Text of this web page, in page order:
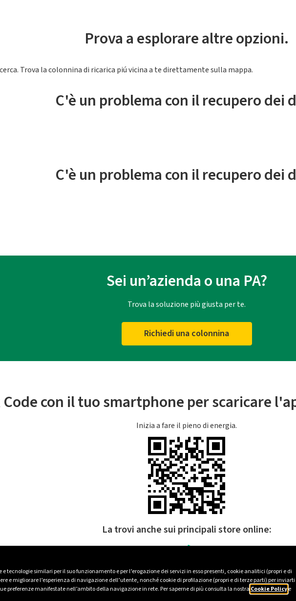
tecnologie similari per il suo funzionamento e per l’erogazione dei servizi in esso presenti, cookie analitici (propri e di
e migliorare l’esperienza di navigazione dell’utente, nonché cookie di profilazione (propri e di terze parti) per inviarti
preferenze manifestate nell’ambito della navigazione in rete. Per saperne di più consulta la nostra Cookie Policye
Prova a esplorare altre opzioni.
Trova la colonnina di ricarica piú vicina a te direttamente sulla mappa.
C'è un problema con il recupero dei
C'è un problema con il recupero dei
Sei un’azienda o una PA?
Trova la soluzione più giusta per te.
Richiedi una colonnina
con il tuo smartphone per scaricare
Inizia a fare il pieno di energia.
La trovi anche sui principali store online: